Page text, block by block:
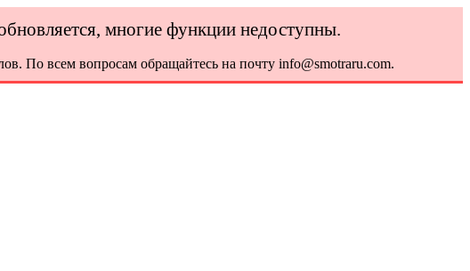
многие функции недоступны.
По всем вопросам обращайтесь на почту info@smotraru.com.